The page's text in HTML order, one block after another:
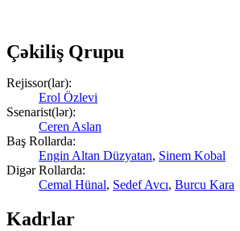
Çəkiliş Qrupu
Rejissor(lar):
Erol Özlevi
Ssenarist(lər):
Ceren Aslan
Baş Rollarda:
Engin Altan Düzyatan, Sinem Kobal
Digər Rollarda:
Cemal Hünal, Sedef Avcı, Burcu Kara
Kadrlar